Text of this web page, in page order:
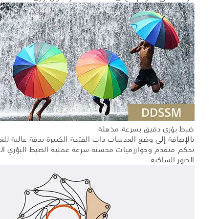
ضبط بؤري دقيق بسرعة مذهلة
الصور الساكنة.